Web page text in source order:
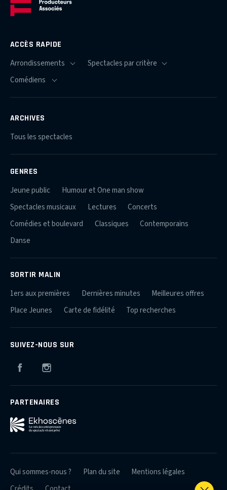
ACCÈS RAPIDE
ARCHIVES
Tous les spectacles
GENRES
Jeune public
Humour et One man show
Spectacles musicaux
Lectures
Concerts
Comédies et boulevard
Classiques
Contemporains
Danse
SORTIR MALIN
1ers aux premières Dernières minutes
Meilleures offres
Place Jeunes
Carte de fidélité Top recherches
SUIVEZ-NOUS SUR
Facebook
PARTENAIRES
Qui sommes-nous ? Plan du site
Mentions légales